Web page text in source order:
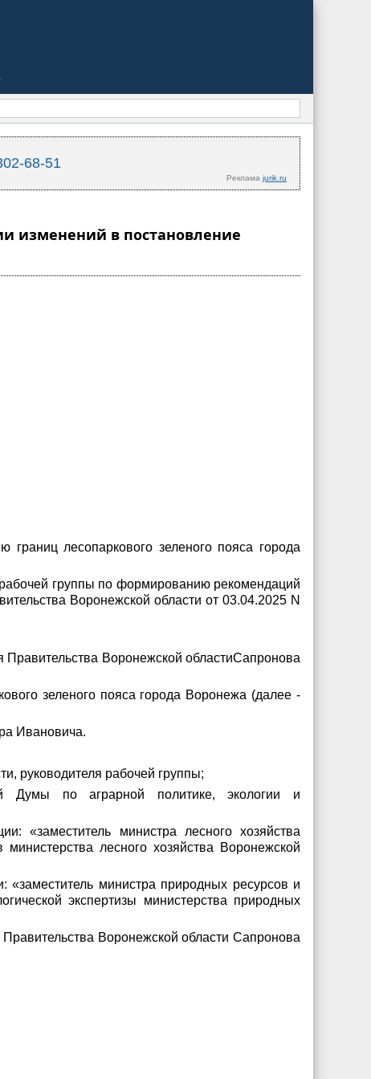
68-51
Реклама jurik.ru
изменений в постановление
лесопаркового зеленого пояса города
группы по формированию рекомендаций
Воронежской области от 03.04.2025 N
Правительства Воронежской областиСапронова
зеленого пояса города Воронежа (далее -
Ивановича.
руководителя рабочей группы;
Думы по аграрной политике, экологии и
«заместитель министра лесного хозяйства
лесного хозяйства Воронежской
министра природных ресурсов и
экспертизы министерства природных
Воронежской области Сапронова